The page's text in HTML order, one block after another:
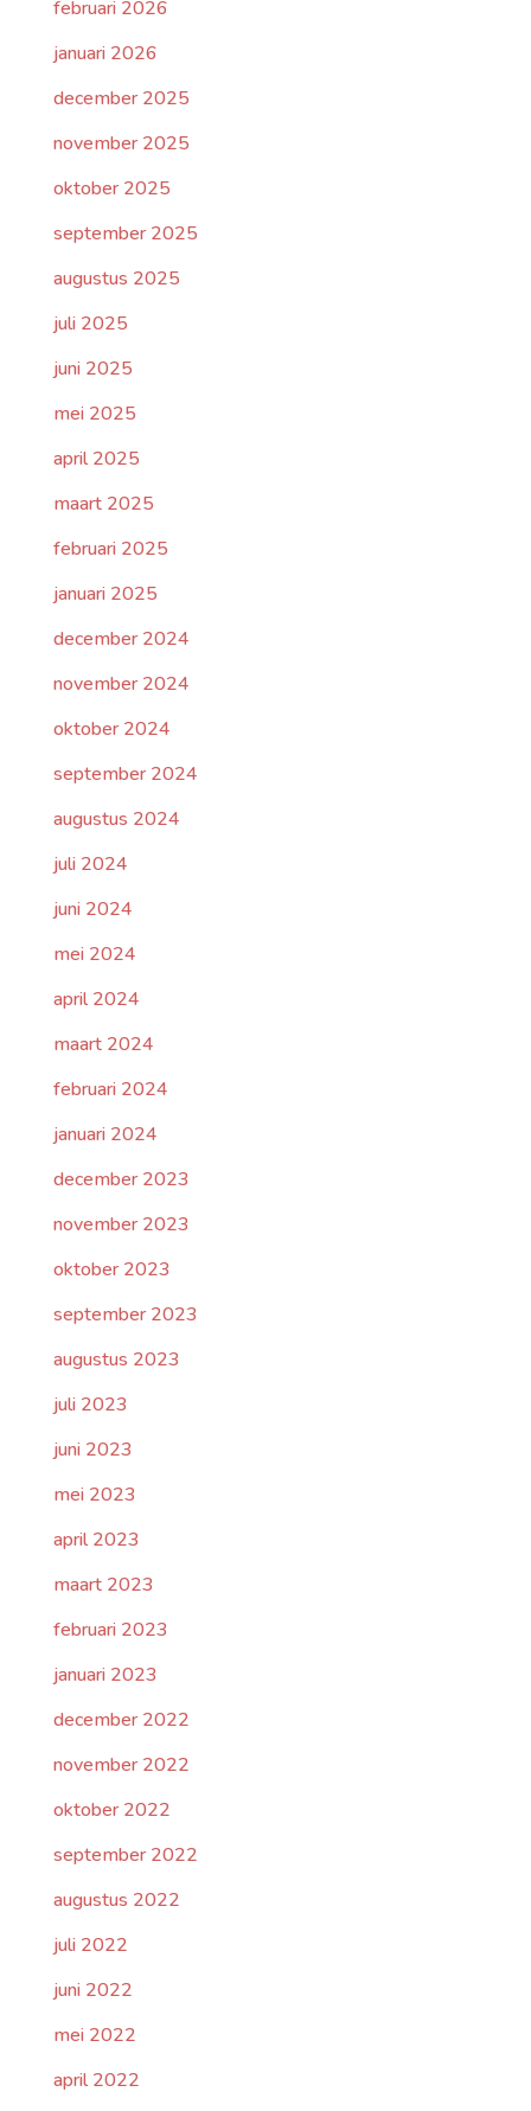
februari 2026
januari 2026
december 2025
november 2025
oktober 2025
september 2025
augustus 2025
juli 2025
juni 2025
mei 2025
april 2025
maart 2025
februari 2025
januari 2025
december 2024
november 2024
oktober 2024
september 2024
augustus 2024
juli 2024
juni 2024
mei 2024
april 2024
maart 2024
februari 2024
januari 2024
december 2023
november 2023
oktober 2023
september 2023
augustus 2023
juli 2023
juni 2023
mei 2023
april 2023
maart 2023
februari 2023
januari 2023
december 2022
november 2022
oktober 2022
september 2022
augustus 2022
juli 2022
juni 2022
mei 2022
april 2022